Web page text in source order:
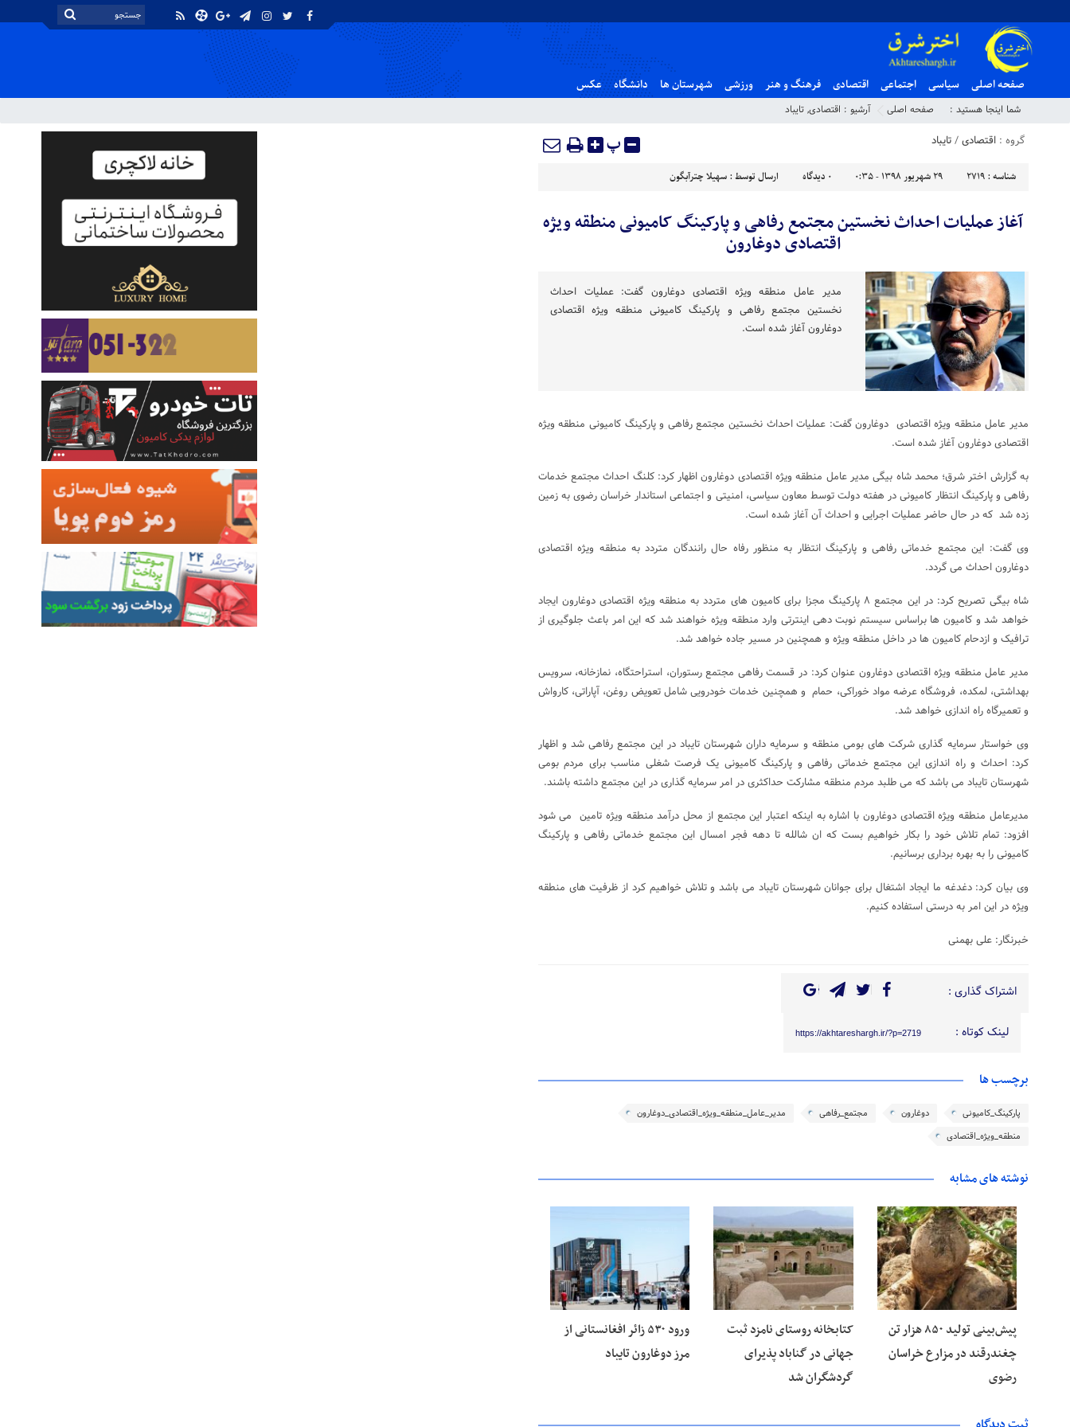
صفحه اصلی سیاسی اجتماعی اقتصادی فرهنگ و هنر ورزشی شهرستان ها دانشگاه عکس
شما اینجا هستید : صفحه اصلی آرشیو : اقتصادی, تایباد
گروه : اقتصادی/تایباد پ
شناسه : 2719 ۲۹ شهریور ۱۳۹۸ - ۰:۳۵ ۰ دیدگاه ارسال توسط : سهیلا چترآبگون
آغاز عملیات احداث نخستین مجتمع رفاهی و پارکینگ کامیونی منطقه ویژه
اقتصادی دوغارون
مدیر عامل منطقه ویژه اقتصادی دوغارون گفت: عملیات احداث
نخستین مجتمع رفاهی و پارکینگ کامیونی منطقه ویژه اقتصادی
دوغارون آغاز شده است.
مدیر عامل منطقه ویژه اقتصادی دوغارون گفت: عملیات احداث نخستین مجتمع رفاهی و پارکینگ کامیونی منطقه ویژه
اقتصادی دوغارون آغاز شده است.
به گزارش اختر شرق؛ محمد شاه بیگی مدیر عامل منطقه ویژه اقتصادی دوغارون اظهار کرد: کلنگ احداث مجتمع خدمات
رفاهی و پارکینگ انتظار کامیونی در هفته دولت توسط معاون سیاسی، امنیتی و اجتماعی استاندار خراسان رضوی به زمین
زده شد که در حال حاضر عملیات اجرایی و احداث آن آغاز شده است.
وی گفت: این مجتمع خدماتی رفاهی و پارکینگ انتظار به منظور رفاه حال رانندگان متردد به منطقه ویژه اقتصادی
دوغارون احداث می گردد.
شاه بیگی تصریح کرد: در این مجتمع ۸ پارکینگ مجزا برای کامیون های متردد به منطقه ویژه اقتصادی دوغارون ایجاد
خواهد شد و کامیون ها براساس سیستم نوبت دهی اینترتی وارد منطقه ویژه خواهند شد که این امر باعث جلوگیری از
ترافیک و ازدحام کامیون ها در داخل منطقه ویژه و همچنین در مسیر جاده خواهد شد.
مدیر عامل منطقه ویژه اقتصادی دوغارون عنوان کرد: در قسمت رفاهی مجتمع رستوران، استراحتگاه، نمازخانه، سرویس
بهداشتی، لمکده، فروشگاه عرضه مواد خوراکی، حمام و همچنین خدمات خودرویی شامل تعویض روغن، آپاراتی، کارواش
و تعمیرگاه راه اندازی خواهد شد.
وی خواستار سرمایه گذاری شرکت های بومی منطقه و سرمایه داران شهرستان تایباد در این مجتمع رفاهی شد و اظهار
کرد: احداث و راه اندازی این مجتمع خدماتی رفاهی و پارکینگ کامیونی یک فرصت شغلی مناسب برای مردم بومی
شهرستان تایباد می باشد که می طلبد مردم منطقه مشارکت حداکثری در امر سرمایه گذاری در این مجتمع داشته باشند.
مدیرعامل منطقه ویژه اقتصادی دوغارون با اشاره به اینکه اعتبار این مجتمع از محل درآمد منطقه ویژه تامین می شود
افزود: تمام تلاش خود را بکار خواهیم بست که ان شالله تا دهه فجر امسال این مجتمع خدماتی رفاهی و پارکینگ
کامیونی را به بهره برداری برسانیم.
وی بیان کرد: دغدغه ما ایجاد اشتغال برای جوانان شهرستان تایباد می باشد و تلاش خواهیم کرد از ظرفیت های منطقه
ویژه در این امر به درستی استفاده کنیم.
خبرنگار: علی بهمنی
اشتراک گذاری :
لینک کوتاه : https://akhtareshargh.ir/?p=2719
برچسب ها
پارکینگ_کامیونی دوغارون مجتمع_رفاهی
مدیر_عامل_منطقه_ویژه_اقتصادی_دوغارون
منطقه_ویژه_اقتصادی
نوشته های مشابه
۱۴ مرداد ۱۴۰۵
پیش‌بینی تولید ۸۵۰ هزار تن
چغندرقند در مزارع خراسان
رضوی
۱۴ مرداد ۱۴۰۵
کتابخانه روستای نامزد ثبت
جهانی در گناباد پذیرای
گردشگران شد
ورود ۵۳۰ زائر افغانستانی از
مرز دوغارون تایباد